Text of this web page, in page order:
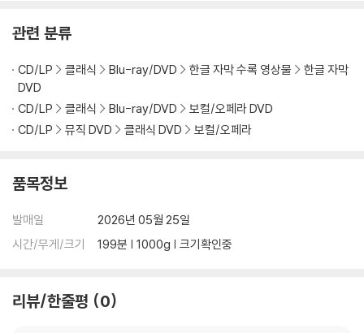
니다.
※ 아웃케이스/구성품/포장 상태
1) 제작/배송 과정에서 경미한 아웃케이스 주름, 모서리 눌림 및 갈라짐이
발생할 수 있습니다. 반품을 원하실 경우 미개봉 상태로 문의 부탁드립니
다.
3) 렌티큘러 스틸북의 경우, 보호필름이 붙어 판매되기도 합니다. 보호필
4) 본품 보호를 위해 노란색의 카톤 박스로 재포장한 경우, 카톤박스 손상
에 의한 교환/반품은 불가합니다.
환/반품이 제한될 수 있습니다.
관련 분류
CD/LP 클래식 Blu-ray/DVD 한글 자막 수록 영상물
한글 자막
DVD
CD/LP
클래식 Blu-ray/DVD
보컬/오페라 DVD
CD/LP
뮤직 DVD 클래식 DVD 보컬/오페라
품목정보
발매일
2026년 05월 25일
시간/무게/크기
199분 | 1000g | 크기확인중
리뷰/한줄평 0